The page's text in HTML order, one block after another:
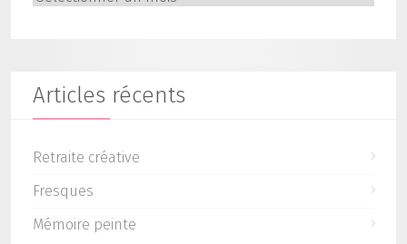
Articles récents
Retraite créative
Fresques
Mémoire peinte